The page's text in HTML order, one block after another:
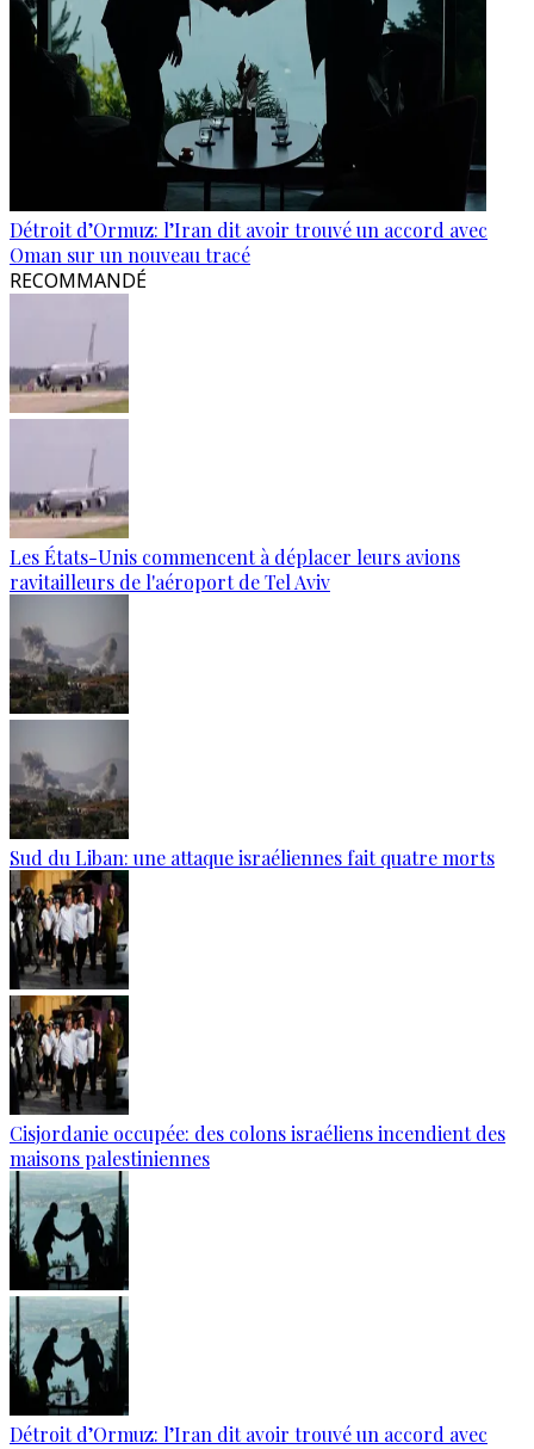
Détroit d’Ormuz: l’Iran dit avoir trouvé un accord avec
Oman sur un nouveau tracé
RECOMMANDÉ
Les États-Unis commencent à déplacer leurs avions
ravitailleurs de l'aéroport de Tel Aviv
Sud du Liban: une attaque israéliennes fait quatre morts
Cisjordanie occupée: des colons israéliens incendient des
maisons palestiniennes
Détroit d’Ormuz: l’Iran dit avoir trouvé un accord avec